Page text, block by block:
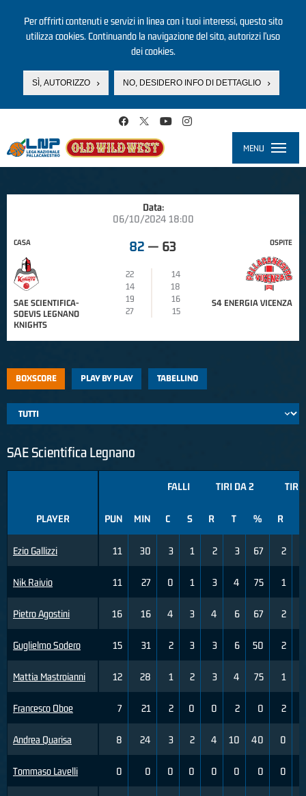
Per offrirti contenuti e servizi in linea con i tuoi interessi, questo sito
utilizza cookies. Continuando la navigazione del sito, autorizzi l’uso
dei cookies.
SÌ, AUTORIZZO NO, DESIDERO INFO DI DETTAGLIO
MENU
Data:
06/10/2024 18:00
CASA
SAE SCIENTIFICA-
SOEVIS LEGNANO
KNIGHTS
82 — 63
22
14
14
18
19
16
27
15
OSPITE
S4 ENERGIA VICENZA
BOXSCORE PLAY BY PLAY TABELLINO
SAE Scientifica Legnano
PLAYER
Ezio Gallizzi
Nik Raivio
Pietro Agostini
Guglielmo Sodero
Mattia Mastroianni
Francesco Oboe
Andrea Quarisa
Tommaso Lavelli
FALLI TIRI DA 2 TIRI
PUN MIN C S R T % R
11 30 3 1 2 3 67 2
11 27 0 1 3 4 75 1
16 16 4 3 4 6 67 2
15 31 2 3 3 6 50 2
12 28 1 2 3 4 75 1
7 21 2 0 0 2 0 2
8 24 3 2 4 10 40 0
0 0 0 0 0 0 0 0